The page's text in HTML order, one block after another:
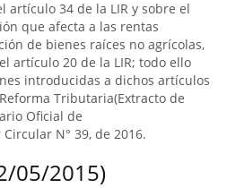
artículo 34 de la LIR y sobre el
que afecta a las rentas
de bienes raíces no agrícolas,
artículo 20 de la LIR; todo ello
introducidas a dichos artículos
Tributaria(Extracto de
Oficial de
N° 39, de 2016.
05/2015)